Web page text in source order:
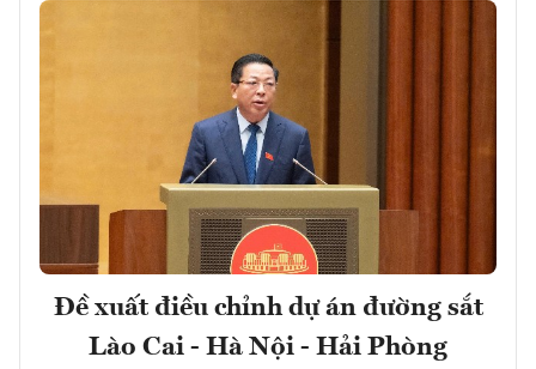
Đề xuất điều chỉnh dự án đường sắt
Lào Cai - Hà Nội - Hải Phòng